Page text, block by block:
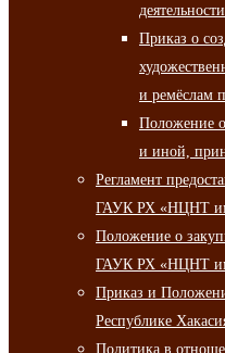
Приказ о
и ремёслам
Положение
и иной,
Регламент
ГАУК РХ «НЦНТ
Положение о
ГАУК РХ «НЦНТ
Приказ и
Республике
Политика в